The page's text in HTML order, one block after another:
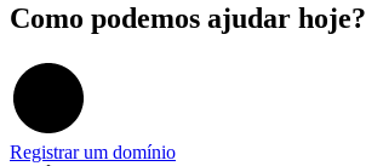
Como podemos ajudar hoje?
Registrar um domínio